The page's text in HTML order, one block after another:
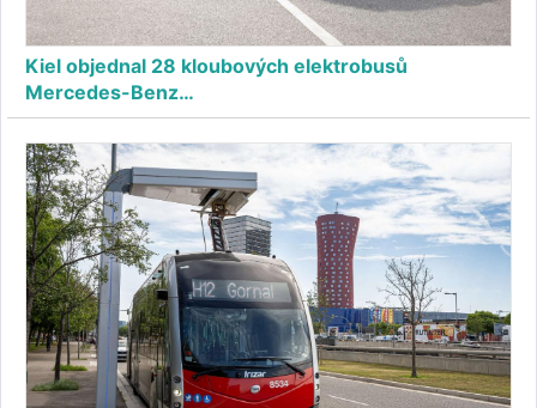
Kiel objednal 28 kloubových elektrobusů
Mercedes-Benz…